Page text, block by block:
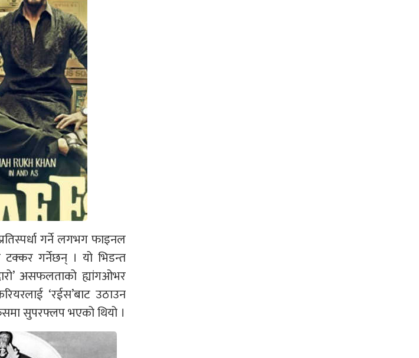
गर्ने लगभग फाइनल
गर्नेछन् । यो भिडन्त
असफलताको ह्यांगओभर
‘रईस’बाट उठाउन
सुपरफ्लप भएको थियो ।